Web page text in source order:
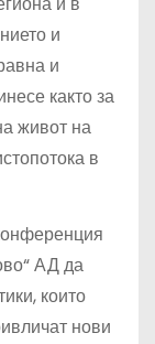
и
и
както за
живот на
в
АД да
които
нови